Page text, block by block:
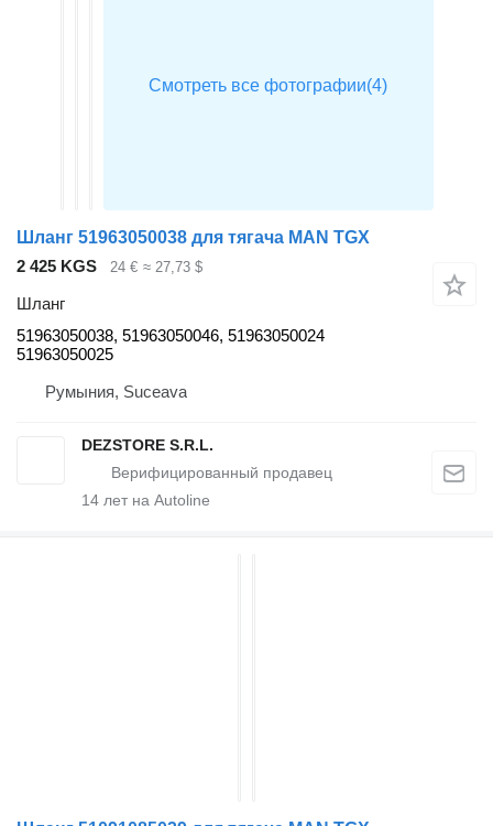
Шланг 51963050038 для тягача MAN TGX
2 425 KGS
24 € ≈ 27,73 $
Шланг
51963050038, 51963050046, 51963050024
51963050025
Румыния, Suceava
DEZSTORE S.R.L.
14 лет на Autoline